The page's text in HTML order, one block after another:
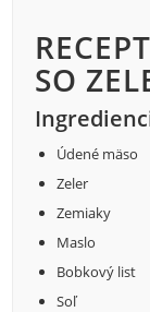
SO
Údené mäso
Zeler
Zemiaky
Maslo
Bobkový list
Soľ